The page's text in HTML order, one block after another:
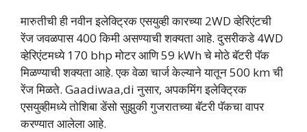
मारुतीची ही नवीन इलेक्ट्रिक एसयुव्ही कारच्या 2WD व्हेरिएंटची
रेंज जवळपास 400 किमी असण्याची शक्यता आहे. दुसरीकडे 4WD
व्हेरिएंटमध्ये 170 bhp मोटर आणि 59 kWh चे मोठे बॅटरी पॅक
मिळण्याची शक्यता आहे. एक वेळा चार्ज केल्याने यातून 500 km ची
रेंज मिळते. Gaadiwaa,di नुसार, अपकमिंग इलेक्ट्रिक
एसयुव्हीमध्ये तोशिबा डेंसो सुझुकी गुजरातच्या बॅटरी पॅकचा वापर
करण्यात आलेला आहे.